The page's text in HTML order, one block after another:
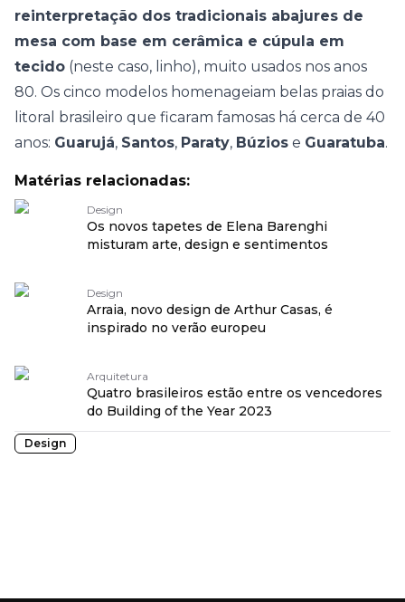
reinterpretação dos tradicionais abajures de
mesa com base em cerâmica e cúpula em
tecido (neste caso, linho), muito usados nos anos
80. Os cinco modelos homenageiam belas praias do
litoral brasileiro que ficaram famosas há cerca de 40
anos: Guarujá, Santos, Paraty, Búzios e Guaratuba.
Matérias relacionadas:
Design
Os novos tapetes de Elena Barenghi
misturam arte, design e sentimentos
Design
Arraia, novo design de Arthur Casas, é
inspirado no verão europeu
Arquitetura
Quatro brasileiros estão entre os vencedores
do Building of the Year 2023
Design